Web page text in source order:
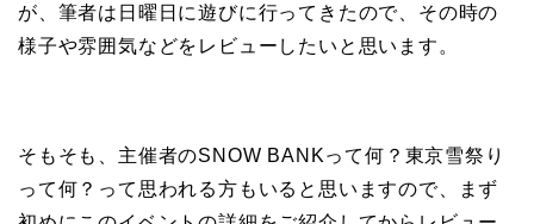
が、筆者は日曜日に遊びに行ってきたので、その時の
様子や雰囲気などをレビューしたいと思います。
そもそも、主催者のSNOW BANKって何？東京雪祭り
って何？って思われる方もいると思いますので、まず